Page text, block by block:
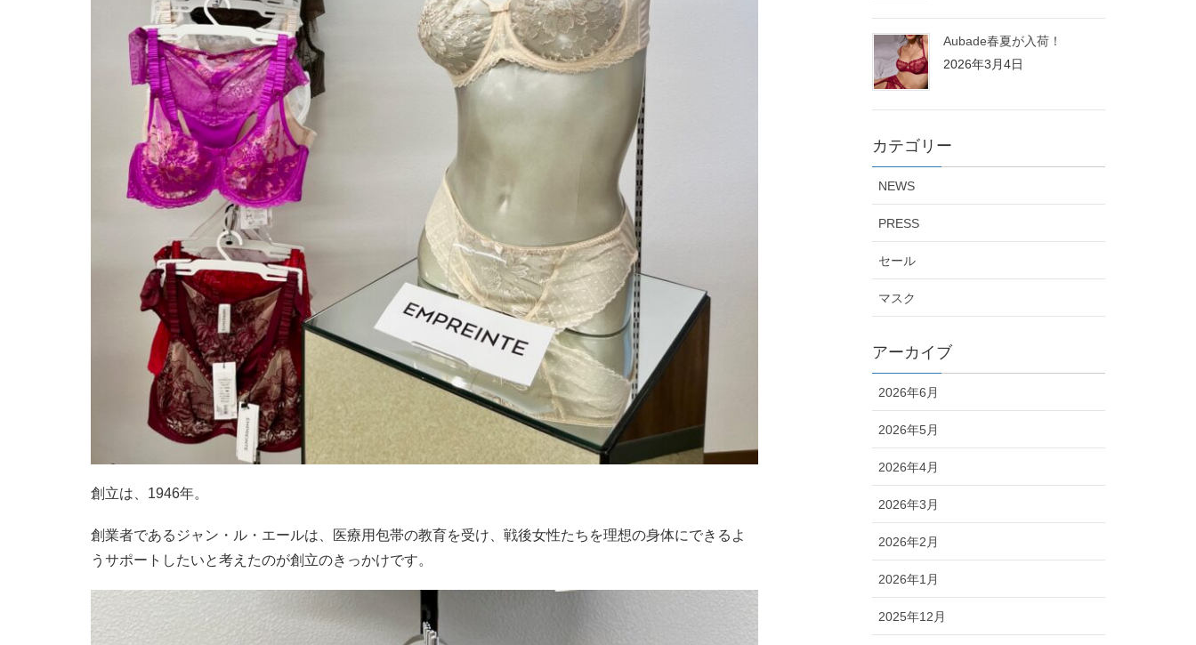
創立は、1946年。
創業者であるジャン・ル・エールは、医療用包帯の教育を受け、戦後女性たちを理想の身体にできるよ
うサポートしたいと考えたのが創立のきっかけです。
Aubade春夏が入荷！
2026年3月4日
カテゴリー
NEWS
PRESS
セール
マスク
アーカイブ
2026年6月
2026年5月
2026年4月
2026年3月
2026年2月
2026年1月
2025年12月